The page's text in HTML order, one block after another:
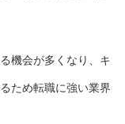
機会が多くなり、キ
ため転職に強い業界